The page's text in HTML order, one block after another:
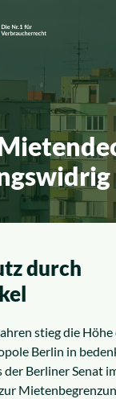
durch
stieg die
Berlin in
der Berliner Senat